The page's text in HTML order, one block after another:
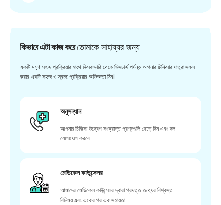
কিভাবে এটা কাজ করেতোমাকে সাহায্যর জন্য
একটি মসৃণ সহজ প্রক্রিয়ার সাথে ডিসকভারি থেকে ডিসচার্জ পর্যন্ত আপনার চিকিত্সার যাত্রা সফল
করার একটি সহজ ও স্বচ্ছ প্রক্রিয়ার অভিজ্ঞতা নিন।
অনুসন্ধান
আপনার চিকিত্সা উদ্বেগ সংক্রান্ত প্রশ্নগুলি ছেড়ে দিন এবং দল
যোগাযোগ করবে
মেডিকেল কাউন্সেলর
আমাদের মেডিকেল কাউন্সেলর দ্বারা প্রদত্ত তথ্যের বিশ্বস্ত
বিনিময় এবং একের পর এক সহায়তা